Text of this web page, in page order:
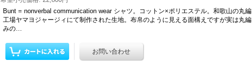
Bunt = nonverbal communication wear シャツ。コットン×ポリエステル。和歌山の丸編
工場ヤマヨジャージィにて制作された生地。布帛のように見える面構えですが実は丸編
みの…